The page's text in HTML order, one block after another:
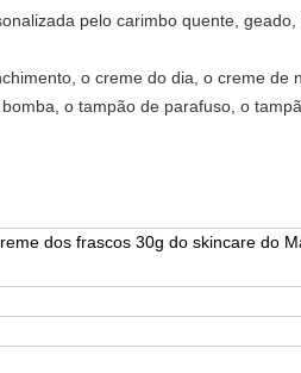
pelo carimbo quente,
o creme do dia, o creme de
o tampão de parafuso, o
dos frascos 30g do skincare do